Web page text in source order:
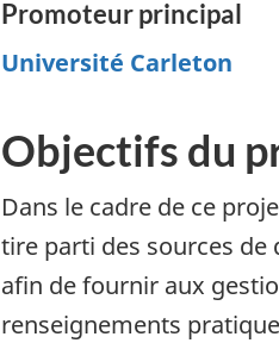
Promoteur principal
Université Carleton
Objectifs du
Dans le cadre de ce
tire parti des sources de
afin de fournir aux
renseignements